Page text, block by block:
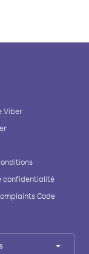
Viber
confidentialité
Code